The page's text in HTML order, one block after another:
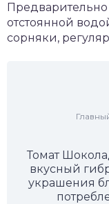
отстоянной
сорняки,
Томат
вкусный
украшения